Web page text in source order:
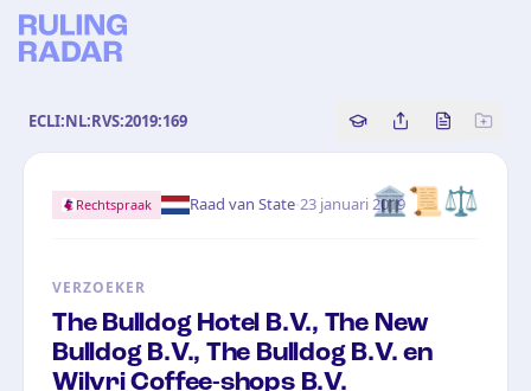
ECLI:NL:RVS:2019:169 Copy source
Share this
Bekijk
🏛️📜⚖️
Rechtspraak Raad van State·23 januari 2019
VERZOEKER
The Bulldog Hotel B.V., The New
Bulldog B.V., The Bulldog B.V. en
Wilvri Coffee-shops B.V.